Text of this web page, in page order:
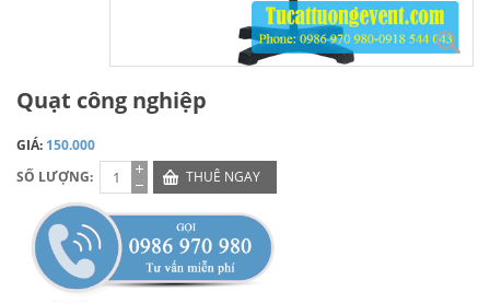
Quạt công nghiệp
GIÁ: 150.000
SỐ LƯỢNG:
THUÊ NGAY